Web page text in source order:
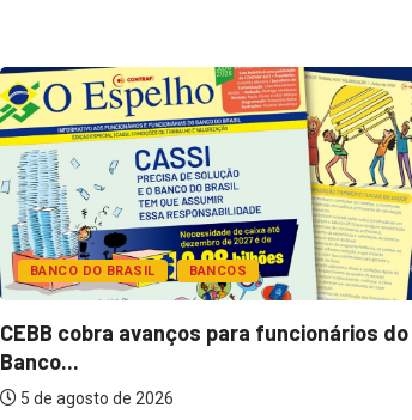
BANCO DO BRASIL BANCOS
CEBB cobra avanços para funcionários do
Banco...
5 de agosto de 2026